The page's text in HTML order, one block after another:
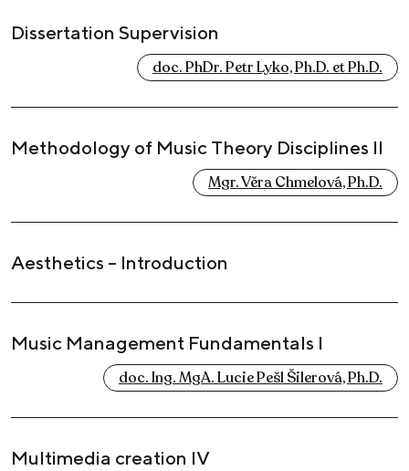
Dissertation Supervision
doc. PhDr. Petr Lyko, Ph.D. et Ph.D.
Methodology of Music Theory Disciplines II
Mgr. Věra Chmelová, Ph.D.
Aesthetics – Introduction
Music Management Fundamentals I
doc. Ing. MgA. Lucie Pešl Šilerová, Ph.D.
Multimedia creation IV